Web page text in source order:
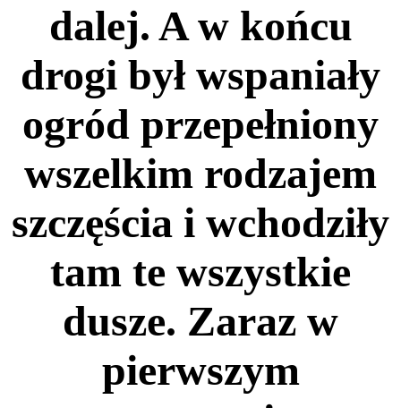
dalej. A w końcu
drogi był wspaniały
ogród przepełniony
wszelkim rodzajem
szczęścia i wchodziły
tam te wszystkie
dusze. Zaraz w
pierwszym